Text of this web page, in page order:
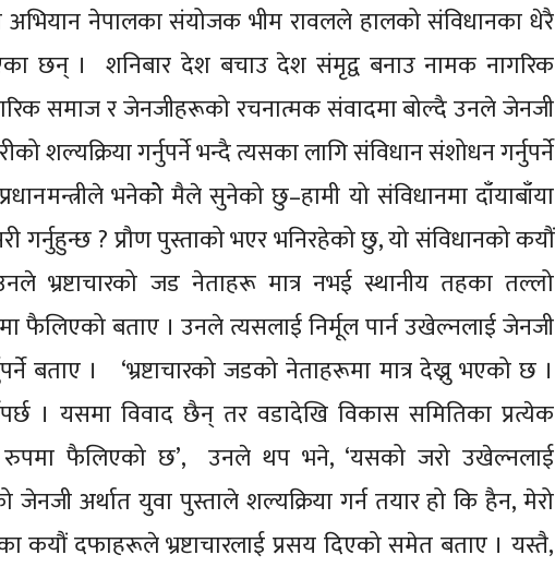
अभियान नेपालका संयोजक भीम रावलले हालको संविधानका धेरै
छन् । शनिबार देश बचाउ देश संमृद्व बनाउ नामक नागरिक
समाज र जेनजीहरूको रचनात्मक संवादमा बोल्दै उनले जेनजी
शल्यक्रिया गर्नुपर्ने भन्दै त्यसका लागि संविधान संशोधन गर्नुपर्ने
भनेकोे मैले सुनेको छु–हामी यो संविधानमा दाँयाबाँया
गर्नुहुन्छ ? प्रौण पुस्ताको भएर भनिरहेको छु, यो संविधानको कयौं
भ्रष्टाचारको जड नेताहरू मात्र नभई स्थानीय तहका तल्लो
फैलिएको बताए । उनले त्यसलाई निर्मूल पार्न उखेल्नलाई जेनजी
बताए । ‘भ्रष्टाचारको जडको नेताहरूमा मात्र देख्नु भएको छ ।
। यसमा विवाद छैन् तर वडादेखि विकास समितिका प्रत्येक
रुपमा फैलिएको छ’, उनले थप भने, ‘यसको जरो उखेल्नलाई
अर्थात युवा पुस्ताले शल्यक्रिया गर्न तयार हो कि हैन, मेरो
कयौं दफाहरूले भ्रष्टाचारलाई प्रसय दिएको समेत बताए । यस्तै,